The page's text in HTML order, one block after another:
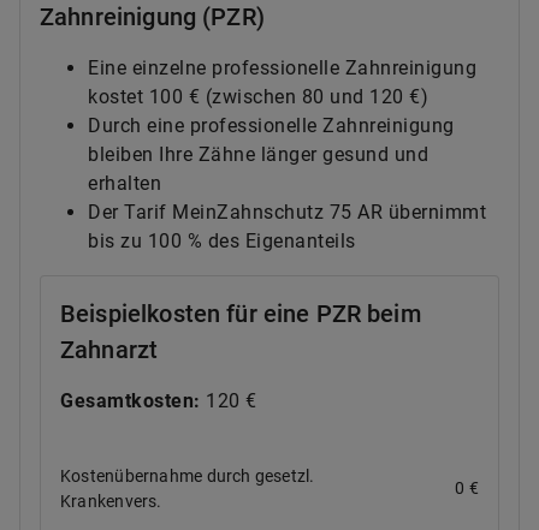
Zahnreinigung (PZR)
Eine einzelne professionelle Zahnreinigung
kostet 100 € (zwischen 80 und 120 €)
Durch eine professionelle Zahnreinigung
bleiben Ihre Zähne länger gesund und
erhalten
Der Tarif MeinZahnschutz 75 AR übernimmt
bis zu 100 % des Eigenanteils
Beispielkosten für eine PZR beim
Zahnarzt
Gesamtkosten: 120 €
Kostenübernahme durch gesetzl.
Krankenvers.
0 €